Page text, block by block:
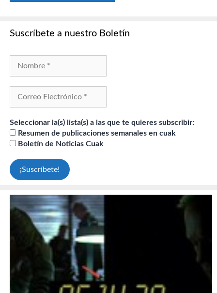
Suscríbete a nuestro Boletín
Seleccionar la(s) lista(s) a las que te quieres subscribir:
Resumen de publicaciones semanales en cuak
Boletín de Noticias Cuak